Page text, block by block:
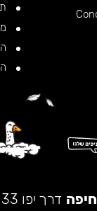
חיפה דרך יפו 33